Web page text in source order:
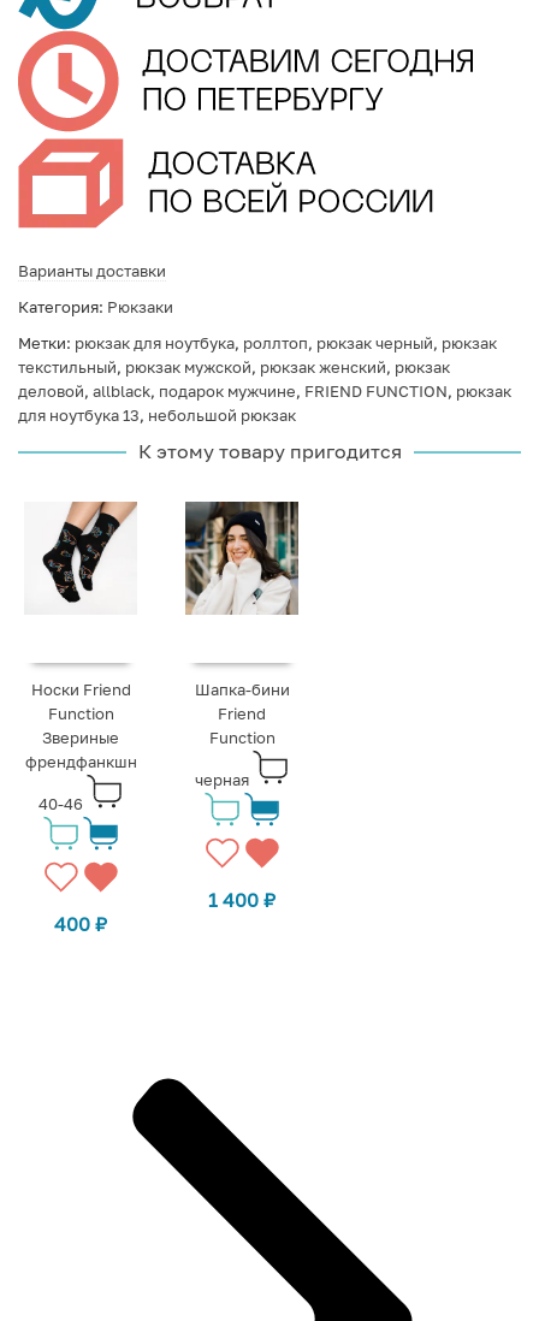
Варианты доставки
Категория: Рюкзаки
Метки: рюкзак для ноутбука, роллтоп, рюкзак черный, рюкзак
текстильный, рюкзак мужской, рюкзак женский, рюкзак
деловой, allblack, подарок мужчине, FRIEND FUNCTION, рюкзак
для ноутбука 13, небольшой рюкзак
К этому товару пригодится
Носки Friend
Function
Звериные
френдфанкшн
40-46
400₽
Шапка-бини
Friend
Function
черная
1 400₽